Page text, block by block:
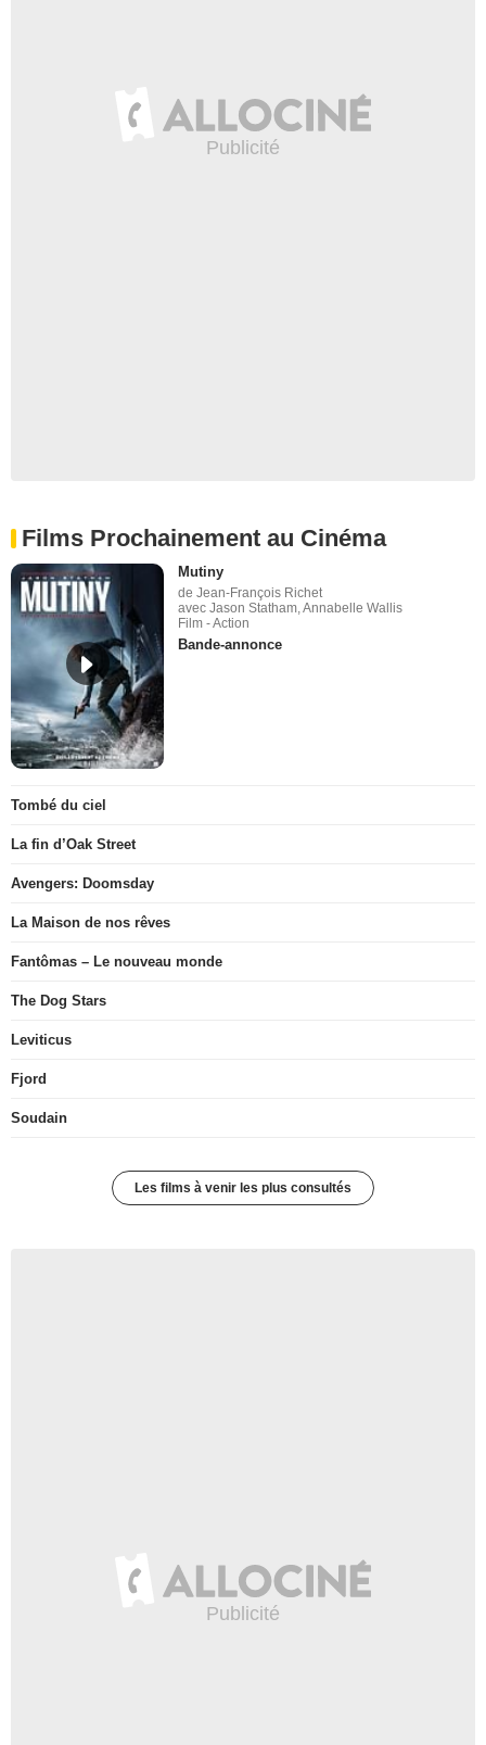
Films Prochainement au Cinéma
Mutiny
de Jean-François Richet
avec Jason Statham, Annabelle Wallis
Film - Action
Bande-annonce
Tombé du ciel
La fin d’Oak Street
Avengers: Doomsday
La Maison de nos rêves
Fantômas – Le nouveau monde
The Dog Stars
Leviticus
Fjord
Soudain
Les films à venir les plus consultés